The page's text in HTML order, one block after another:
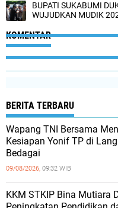
BUPATI SUKABUMI
WUJUDKAN MUDIK
KOMENTAR
BERITA TERBARU
Wapang TNI Bersama
Kesiapan Yonif TP di
Bedagai
09/08/2026, 09:32 WIB
KKM STKIP Bina Mutiara